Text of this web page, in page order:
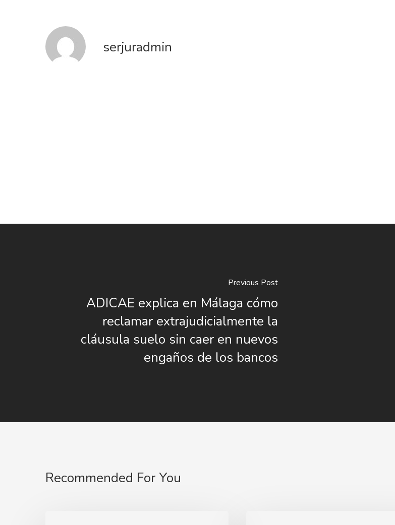
serjuradmin
Previous Post
ADICAE explica en Málaga cómo
reclamar extrajudicialmente la
cláusula suelo sin caer en nuevos
engaños de los bancos
Recommended For You